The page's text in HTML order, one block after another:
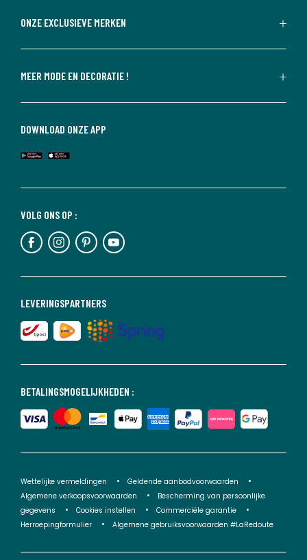
ONZE EXCLUSIEVE MERKEN
MEER MODE EN DECORATIE !
BETALINGSMOGELIJKHEDEN :
LEVERINGSPARTNERS
VOLG ONS OP :
DOWNLOAD ONZE APP
Wettelijke vermeldingen
Geldende aanbodvoorwaarden
Algemene verkoopsvoorwaarden
Bescherming van persoonlijke
gegevens
Cookies instellen
Commerciële garantie
Herroepingformulier
Algemene gebruiksvoorwaarden #LaRedoute